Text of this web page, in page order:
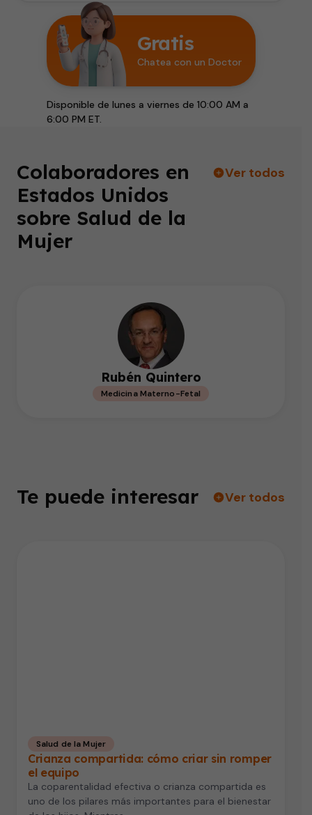
Gratis
Chatea con un Doctor
Disponible de lunes a viernes de 10:00 AM a
6:00 PM ET.
Colaboradores en
Estados Unidos
sobre Salud de la
Mujer
Ver todos
Rubén Quintero
Medicina Materno-Fetal
Te puede interesar Ver todos
Salud de la Mujer
Crianza compartida: cómo criar sin romper
el equipo
La coparentalidad efectiva o crianza compartida es
uno de los pilares más importantes para el bienestar